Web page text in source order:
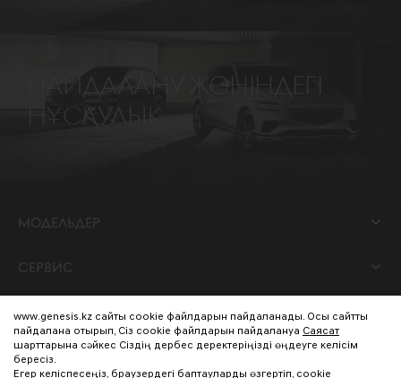
ПАЙДАЛАНУ ЖӨНІНДЕГІ
НҰСҚАУЛЫҚ
МОДЕЛЬДЕР
СЕРВИС
БРЕНД
Кері байланыс
www.genesis.kz сайты cookie файлдарын пайдаланады. Осы сайтты
пайдалана отырып, Сіз cookie файлдарын пайдалануға Саясат
шарттарына сәйкес Сіздің дербес деректеріңізді өңдеуге келісім
бересіз.
Егер келіспесеңіз, браузердегі баптауларды өзгертіп, cookie